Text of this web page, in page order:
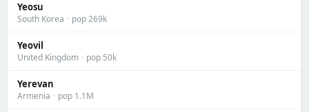
Yeosu
South Korea · pop 269k
Yeovil
United Kingdom · pop 50k
Yerevan
Armenia · pop 1.1M